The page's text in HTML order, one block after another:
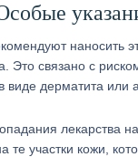
наносить
Это связано с
виде дерматита или
лекарства
те участки кожи,